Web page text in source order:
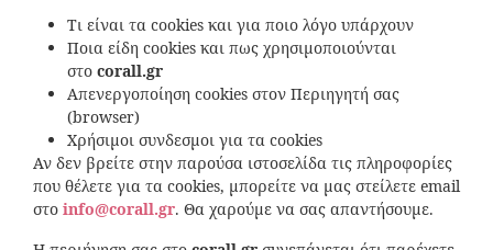
Τι είναι τα cookies και για ποιο λόγο υπάρχουν
Ποια είδη cookies και πως χρησιμοποιούνται
στο corall.gr
Απενεργοποίηση cookies στον Περιηγητή σας
(browser)
Χρήσιμοι συνδεσμοι για τα cookies
Αν δεν βρείτε στην παρούσα ιστοσελίδα τις πληροφορίες
που θέλετε για τα cookies, μπορείτε να μας στείλετε email
στο info@corall.gr. Θα χαρούμε να σας απαντήσουμε.